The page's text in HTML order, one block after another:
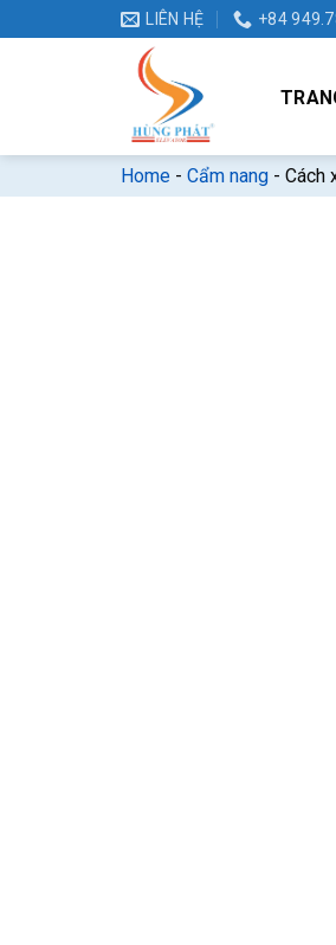
LIÊN HỆ +84
Home - Cẩm nang - Cách